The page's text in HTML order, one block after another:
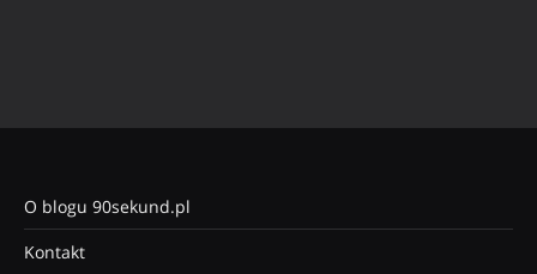
O blogu 90sekund.pl
Kontakt